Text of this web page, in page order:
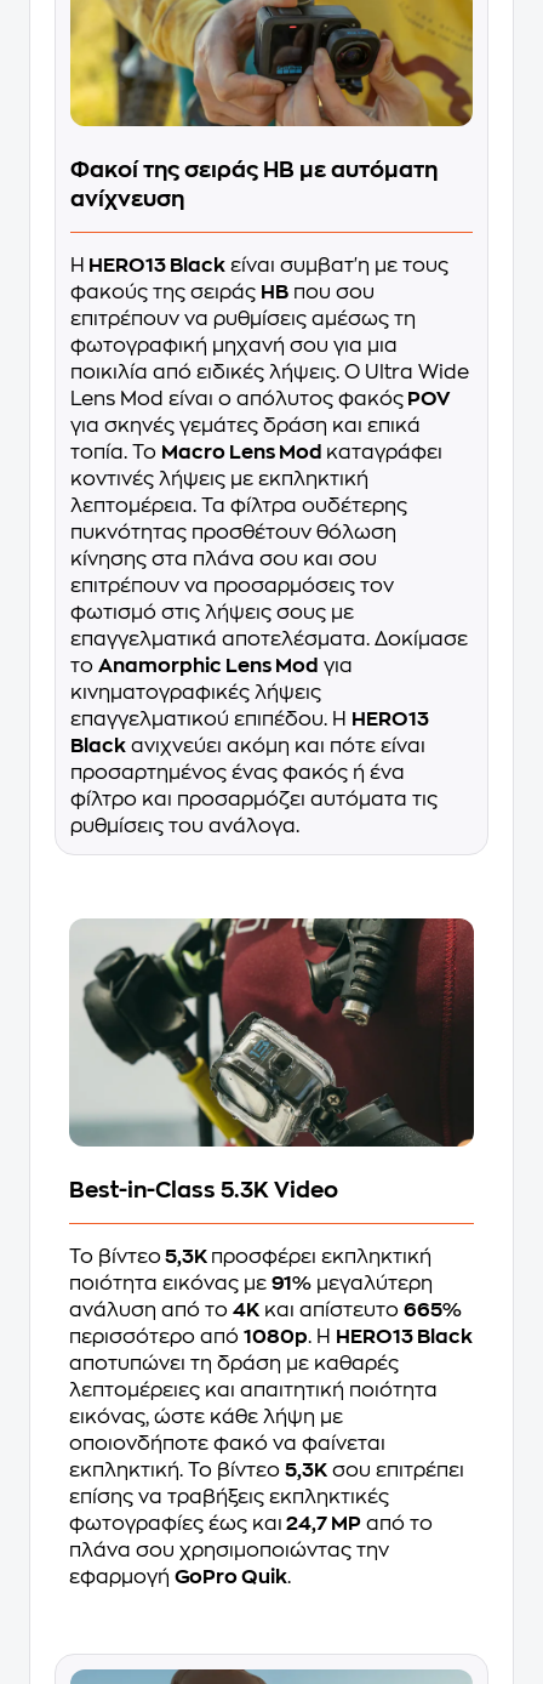
Φακοί της σειράς HB με αυτόματη
ανίχνευση
Η HERO13 Black είναι συμβατ'η με τους
φακούς της σειράς HB που σου
επιτρέπουν να ρυθμίσεις αμέσως τη
φωτογραφική μηχανή σου για μια
ποικιλία από ειδικές λήψεις. Ο Ultra Wide
Lens Mod είναι ο απόλυτος φακός POV
για σκηνές γεμάτες δράση και επικά
τοπία. Το Macro Lens Mod καταγράφει
κοντινές λήψεις με εκπληκτική
λεπτομέρεια. Τα φίλτρα ουδέτερης
πυκνότητας προσθέτουν θόλωση
κίνησης στα πλάνα σου και σου
επιτρέπουν να προσαρμόσεις τον
φωτισμό στις λήψεις σους με
επαγγελματικά αποτελέσματα. Δοκίμασε
το Anamorphic Lens Mod για
κινηματογραφικές λήψεις
επαγγελματικού επιπέδου. Η
HERO13
Black ανιχνεύει ακόμη και πότε είναι
προσαρτημένος ένας φακός ή ένα
φίλτρο και προσαρμόζει αυτόματα τις
ρυθμίσεις του ανάλογα.
Best-in-Class 5.3K Video
Το βίντεο5,3K προσφέρει εκπληκτική
ποιότητα εικόνας με 91% μεγαλύτερη
ανάλυση από το 4K και απίστευτο 665%
περισσότερο από 1080p. Η
HERO13 Black
αποτυπώνει τη δράση με καθαρές
λεπτομέρειες και απαιτητική ποιότητα
εικόνας, ώστε κάθε λήψη με
οποιονδήποτε φακό να φαίνεται
εκπληκτική. Το βίντεο 5,3K σου επιτρέπει
επίσης να τραβήξεις εκπληκτικές
φωτογραφίες έως και 24,7 MP από το
πλάνα σου χρησιμοποιώντας την
εφαρμογή GoPro Quik.